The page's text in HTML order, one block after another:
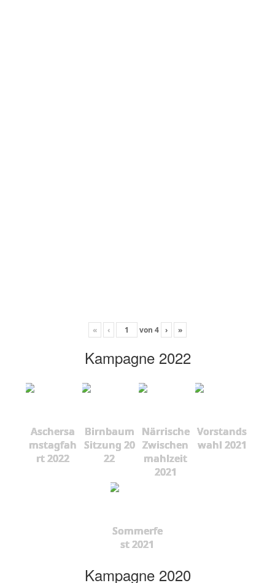
« ‹ von 4 › »
Kampagne 2022
Aschersa
mstagfah
rt 2022
Birnbaum
Sitzung 20
22
Närrische
Zwischen
mahlzeit
2021
Vorstands
wahl 2021
Sommerfe
st 2021
Kampagne 2020